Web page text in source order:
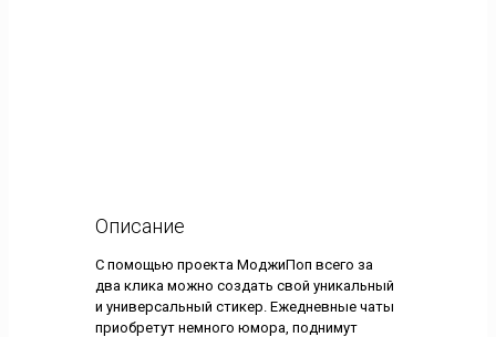
Описание
С помощью проекта МоджиПоп всего за
два клика можно создать свой уникальный
и универсальный стикер. Ежедневные чаты
приобретут немного юмора, поднимут